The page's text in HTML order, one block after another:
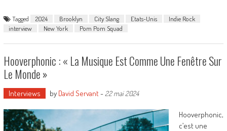
Tagged 2024 Brooklyn City Slang Etats-Unis
Indie Rock
interview
New York Pom Pom Squad
Hooverphonic : « La Musique Est Comme Une Fenêtre Sur
Le Monde »
Interviews by David Servant- 22 mai 2024
Hooverphonic,
c’est une